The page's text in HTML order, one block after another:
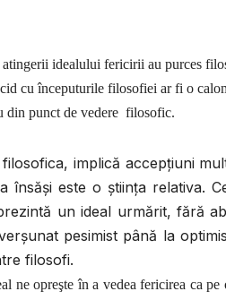
idealului fericirii au purces
cu începuturile filosofiei ar fi o
din punct de vedere filosofic.
implică accepţiuni
însăşi este o ştiinţa relativa.
un ideal urmărit, fără
pesimist până la
filosofi.
ne opreşte în a vedea fericirea ca